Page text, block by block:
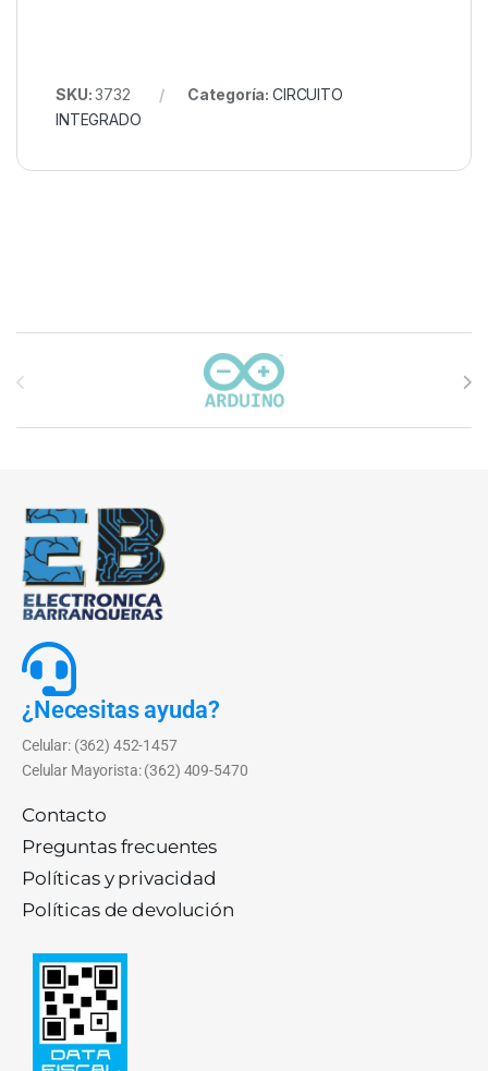
SKU:3732 Categoría: CIRCUITO
INTEGRADO
Carrusel de marcas
¿Necesitas ayuda?
Celular: (362) 452-1457
Celular Mayorista: (362) 409-5470
Contacto
Preguntas frecuentes
Políticas y privacidad
Políticas de devolución